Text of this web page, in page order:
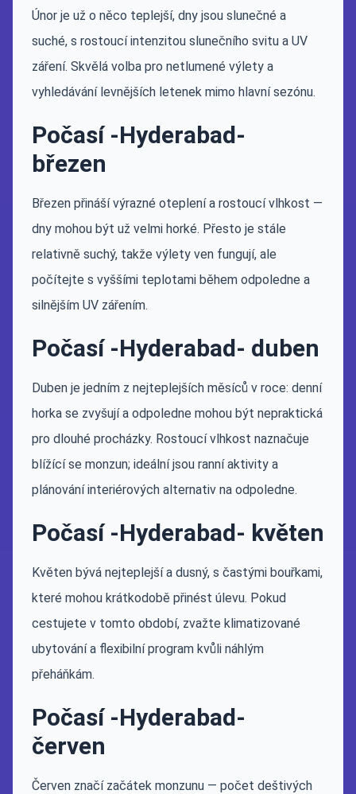
Únor je už o něco teplejší, dny jsou slunečné a
suché, s rostoucí intenzitou slunečního svitu a UV
záření. Skvělá volba pro netlumené výlety a
vyhledávání levnějších letenek mimo hlavní sezónu.
Počasí -Hyderabad-
březen
Březen přináší výrazné oteplení a rostoucí vlhkost —
dny mohou být už velmi horké. Přesto je stále
relativně suchý, takže výlety ven fungují, ale
počítejte s vyššími teplotami během odpoledne a
silnějším UV zářením.
Počasí -Hyderabad- duben
Duben je jedním z nejteplejších měsíců v roce: denní
horka se zvyšují a odpoledne mohou být nepraktická
pro dlouhé procházky. Rostoucí vlhkost naznačuje
blížící se monzun; ideální jsou ranní aktivity a
plánování interiérových alternativ na odpoledne.
Počasí -Hyderabad- květen
Květen bývá nejteplejší a dusný, s častými bouřkami,
které mohou krátkodobě přinést úlevu. Pokud
cestujete v tomto období, zvažte klimatizované
ubytování a flexibilní program kvůli náhlým
přeháňkám.
Počasí -Hyderabad-
červen
Červen značí začátek monzunu — počet deštivých